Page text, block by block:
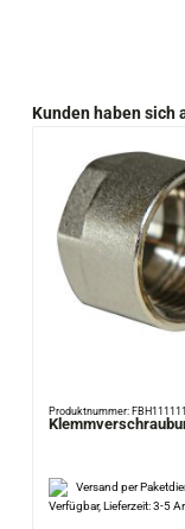
Produktgalerie
Kunden haben sich
Produktnummer:
Versand per
Verfügbar, Lieferzeit: 3-5